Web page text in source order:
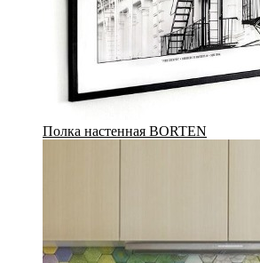
Полка настенная BORTEN